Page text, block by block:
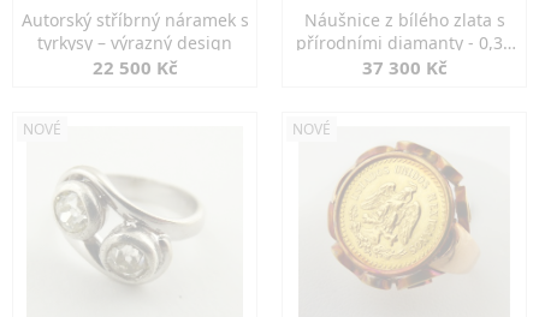
Autorský stříbrný náramek s
tyrkysy – výrazný design
22 500 Kč
Náušnice z bílého zlata s
přírodními diamanty - 0,30
ct
37 300 Kč
NOVÉ NOVÉ